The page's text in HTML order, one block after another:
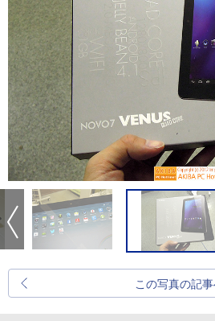
この写真の記